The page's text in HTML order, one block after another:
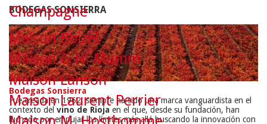
BODEGAS SONSIERRA
Bodegas Sonsierra
Fue creada en 1962, siempre ha sido una marca vanguardista en el
contexto del vino de Rioja en el que, desde su fundación, han
luchado por empujar los límites más allá buscando la innovación con
Champagne
Maison Boizel
Maison G.H. Mumm
Maison Lanson
Maison Laurent Perrier